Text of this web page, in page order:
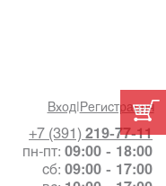
Вход| Регистрация
+7 (391) 219-77-11
пн-пт: 09:00 - 18:00
сб: 09:00 - 17:00